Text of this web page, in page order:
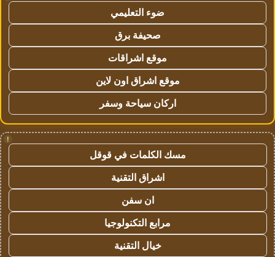
ضوء التعليمي
صحيفة برق
موقع اشراقات
موقع اشراق اون لاين
اركان سياحة وسفر
!
مسك الكلمات في قوقل
اشراق التقنية
ان سفن
مرابع التكنولوجيا
خيال التقنية